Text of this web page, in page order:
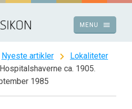
menu
MENU
Nyeste artikler chevron_right Lokaliteter
Hospitalshaverne ca. 1905.
1985